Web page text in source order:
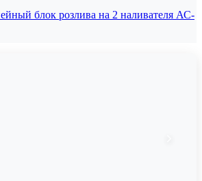
блок розлива на 2 наливателя АС-